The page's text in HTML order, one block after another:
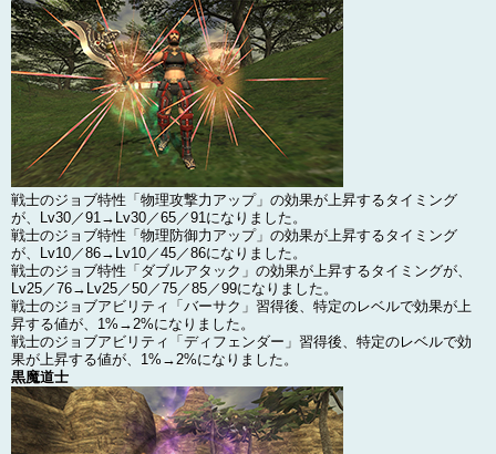
戦士のジョブ特性「物理攻撃力アップ」の効果が上昇するタイミング
が、Lv30／91→Lv30／65／91になりました。
戦士のジョブ特性「物理防御力アップ」の効果が上昇するタイミング
が、Lv10／86→Lv10／45／86になりました。
戦士のジョブ特性「ダブルアタック」の効果が上昇するタイミングが、
Lv25／76→Lv25／50／75／85／99になりました。
戦士のジョブアビリティ「バーサク」習得後、特定のレベルで効果が上
昇する値が、1%→2%になりました。
戦士のジョブアビリティ「ディフェンダー」習得後、特定のレベルで効
果が上昇する値が、1%→2%になりました。
黒魔道士